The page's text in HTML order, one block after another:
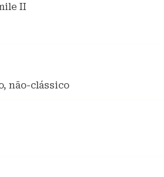
II
não-clássico